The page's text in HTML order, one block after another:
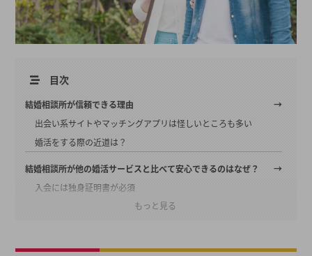
目次
結婚相談所が信頼できる理由
出会い系サイトやマッチングアプリは怪しいところも多い
婚活をする際の近道は？
結婚相談所が他の婚活サービスと比べて安心できるのはなぜ？
入会には独身証明書が必須
所得証明書も提出するので、年収にも嘘がない
安心して活動するために！結婚相談所の見極め方
もっと見る